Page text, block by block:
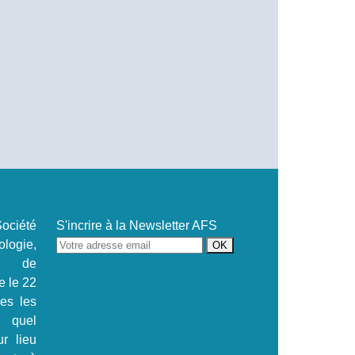
de
le 22
les
quel
lieu
S'incrire à la Newsletter AFS